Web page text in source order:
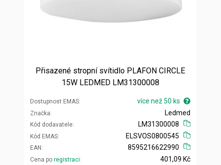
Přisazené stropní svítidlo PLAFON CIRCLE
15W LEDMED LM31300008
Dostupnost EMAS více než 50 ks
Značka
Kód dodavatele
Ledmed
LM31300008
Kód EMAS
EAN
ELSVOS0800545
8595216622990
Cena po registraci
401,09 Kč